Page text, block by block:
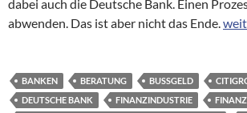
dabei auch die Deutsche Bank. Einen
abwenden. Das ist aber nicht das Ende.
BANKEN BERATUNG BUSSGELD
DEUTSCHE BANK
FINANZINDUSTRIE